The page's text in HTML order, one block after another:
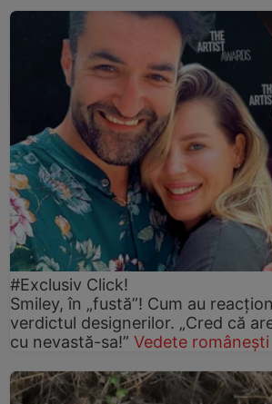
#Exclusiv Click!
Smiley, în „fustă”! Cum au
verdictul designerilor. „Cred că
cu nevastă-sa!” Vedete românești